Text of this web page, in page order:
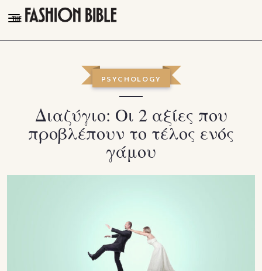
THE FASHION BIBLE
TALK OF THE TOWN
PLEASURES
PSYCHOLOGY
Διαζύγιο: Οι 2 αξίες που
προβλέπουν το τέλος ενός
γάμου